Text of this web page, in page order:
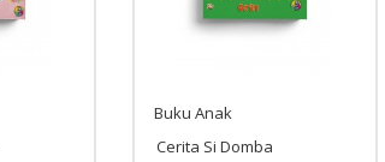
Buku Anak
SMM - Malaikat Penjaga